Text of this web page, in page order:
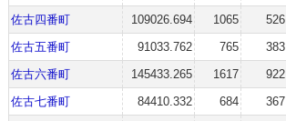
佐古四番町
109026.694 1065 526
佐古五番町
91033.762 765 383
佐古六番町
145433.265 1617 922
佐古七番町
84410.332 684 367